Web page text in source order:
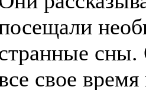
сны.
свое